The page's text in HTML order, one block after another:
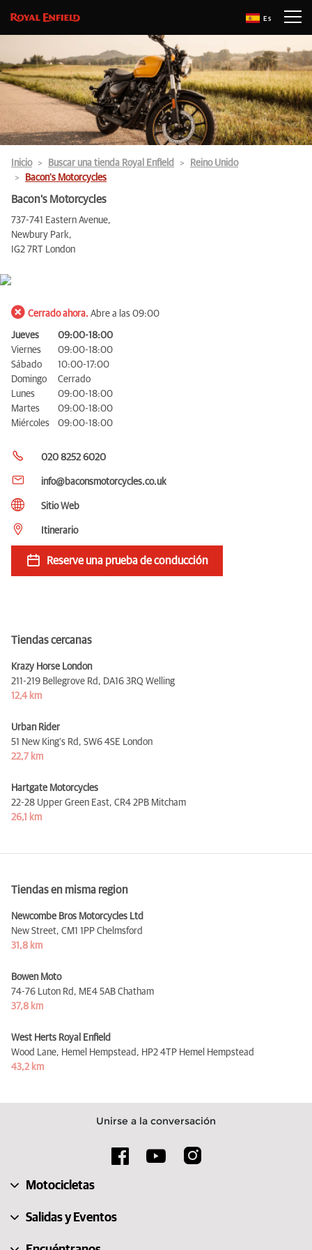
Es
Inicio Buscar una tienda Royal Enfield
Reino Unido
Bacon's Motorcycles
Bacon's Motorcycles
737-741 Eastern Avenue,
Newbury Park,
IG2 7RT London
Cerrado ahora. Abre a las 09:00
Jueves
09:00-18:00
Viernes
09:00-18:00
Sábado
10:00-17:00
Domingo
Cerrado
Lunes
09:00-18:00
Martes
09:00-18:00
Miércoles
09:00-18:00
020 8252 6020
info@baconsmotorcycles.co.uk
Sitio Web
Itinerario
Reserve una prueba de conducción
Tiendas cercanas
Krazy Horse London
211-219 Bellegrove Rd, DA16 3RQ Welling
12,4 km
Urban Rider
51 New King's Rd, SW6 4SE London
22,7 km
Hartgate Motorcycles
22-28 Upper Green East, CR4 2PB Mitcham
26,1 km
Tiendas en misma region
Newcombe Bros Motorcycles Ltd
New Street, CM1 1PP Chelmsford
31,8 km
Bowen Moto
74-76 Luton Rd, ME4 5AB Chatham
37,8 km
West Herts Royal Enfield
Wood Lane, Hemel Hempstead, HP2 4TP Hemel Hempstead
43,2 km
Unirse a la conversación
Motocicletas
Salidas y Eventos